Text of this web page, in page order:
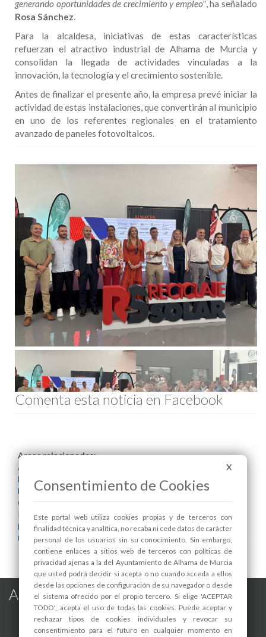
generando oportunidades de crecimiento y empleo", ha señalado
Rosa Sánchez.
Para la alcaldesa, iniciativas de estas características
refuerzan el atractivo industrial de Alhama de Murcia y
consolidan la llegada de actividades vinculadas a la
innovación, la tecnología y el crecimiento sostenible.
Antes de finalizar el presente año, la empresa prevé iniciar la
actividad de estas instalaciones, que convertirán al municipio
en uno de los referentes regionales en el tratamiento
avanzado de paneles fotovoltaicos.
Comenta esta noticia en Facebook
Areas relacionadas:
Alcaldía
Desarrollo Local y Empleo
Eficiencia Energética
Gestión Administrativa Medioambiental
Industria
Nuevas Tecnologías
Urbanismo
Alhama de Murcia en las Redes
X
Consentimiento de Cookies
Este portal web utiliza cookies propias y de terceros con
finalidad técnica y analítica, no recaba ni cede datos de carácter
personal de los usuarios sin su conocimiento. Sin embargo,
contiene enlaces a sitios web de terceros con políticas de
privacidad ajenas a la del Ayuntamiento de Alhama de Murcia
que usted podrá decidir si acepta o no cuando acceda a ellos
desde las opciones de configuración de su navegador o desde
el sistema ofrecido por el propio tercero. Si elige 'ACEPTAR
TODO', acepta el uso de todas las cookies. Puede aceptar y
rechazar tipos de cookies individuales y revocar su
consentimiento para el futuro en cualquier momento en